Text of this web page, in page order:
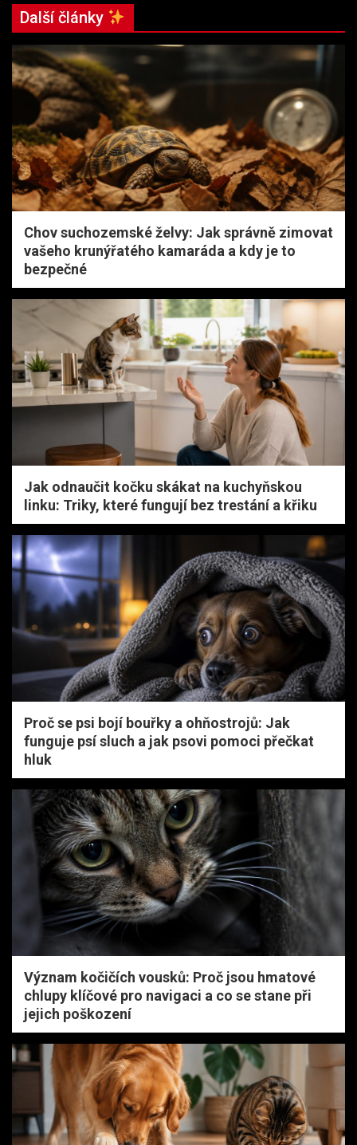
Další články
Chov suchozemské želvy: Jak správně zimovat
vašeho krunýřatého kamaráda a kdy je to
bezpečné
Jak odnaučit kočku skákat na kuchyňskou
linku: Triky, které fungují bez trestání a křiku
Proč se psi bojí bouřky a ohňostrojů: Jak
funguje psí sluch a jak psovi pomoci přečkat
hluk
Význam kočičích vousků: Proč jsou hmatové
chlupy klíčové pro navigaci a co se stane při
jejich poškození